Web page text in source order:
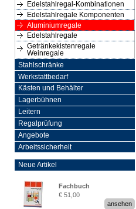
Edelstahlregal-Kombinationen
Edelstahlregale Komponenten
Aluminiumregale
Edelstahlregale
Getränkekistenregale
Weinregale
Stahlschränke
Werkstattbedarf
Kästen und Behälter
Lagerbühnen
Leitern
Regalprüfung
Angebote
Arbeitssicherheit
Neue Artikel
Fachbuch
„Regalprüfung nach DIN
€ 51,00
ansehen